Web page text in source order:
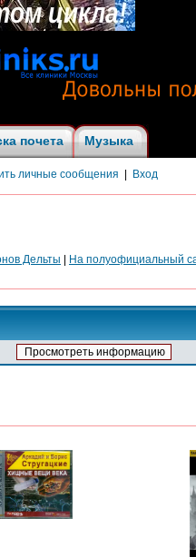
почета Музыка
личные сообщения Вход
Дельты На полуофициальный